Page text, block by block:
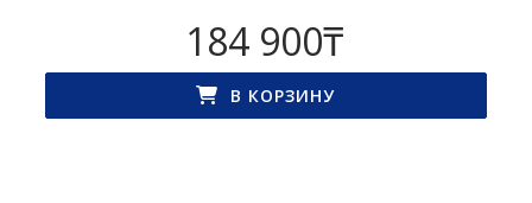
184 900₸
В КОРЗИНУ